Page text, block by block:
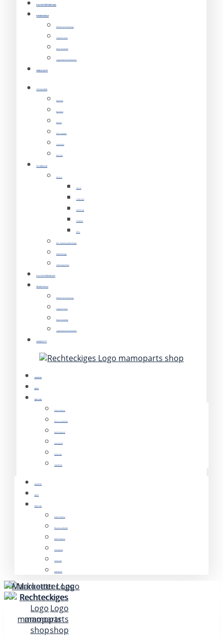
E-AUTO-FÖRDERUNG
REISEMOBILE
Modelle & Vermietung
Tipps & Touren
Reise Checkliste
Lagerbestand Reisemobile
WERKSTATT
STANDORTE
Gütersloh
Bielefeld
Herford
Bad Salzuflen
Paderborn
Detmold
FAHRZEUGE
Marken
VOLVO
LYNK & CO
POLESTAR
PEUGEOT
OPEL
Neu- & Gebrauchtfahrzeuge
Nutzfahrzeuge
Inzahlungnahme
E-AUTO-FÖRDERUNG
REISEMOBILE
Modelle & Vermietung
Tipps & Touren
Reise Checkliste
Lagerbestand Reisemobile
WERKSTATT
KARRIERE
NEWS
ÜBER UNS
Unsere Historie
Was uns ausmacht
Nachhaltigkeit
mamoparts
mamocars
KOMWERK
KARRIERE
NEWS
ÜBER UNS
Unsere Historie
Was uns ausmacht
Nachhaltigkeit
mamoparts
mamocars
KOMWERK